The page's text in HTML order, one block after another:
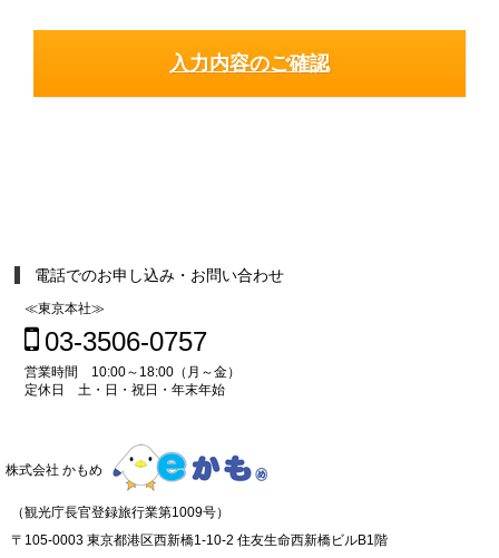
電話でのお申し込み・お問い合わせ
≪東京本社≫
03-3506-0757
営業時間 10:00～18:00（月～金）
定休日 土・日・祝日・年末年始
株式会社 かもめ
（観光庁長官登録旅行業第1009号）
〒105-0003 東京都港区西新橋1-10-2 住友生命西新橋ビルB1階